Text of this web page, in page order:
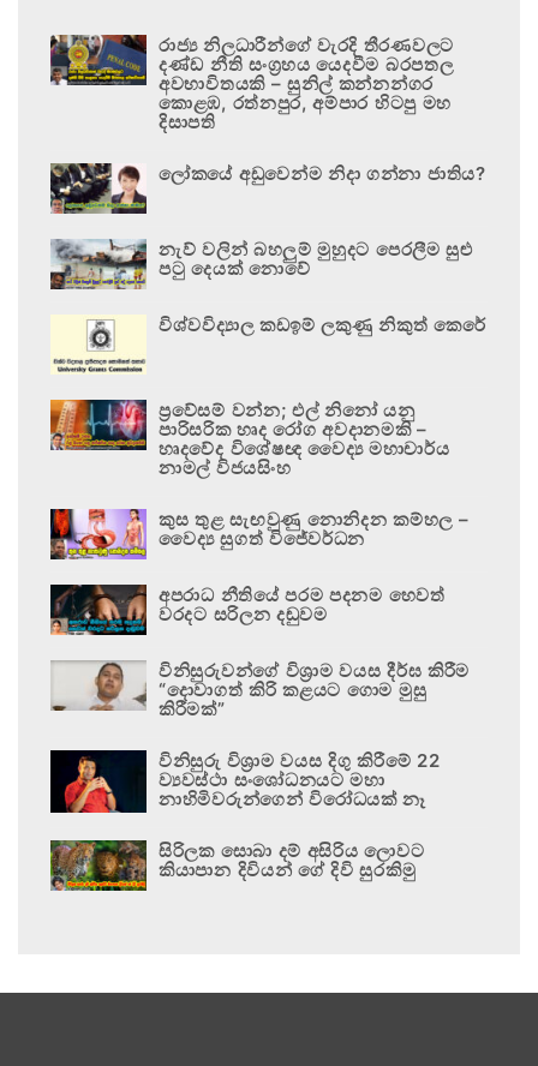
රාජ්‍ය නිලධාරීන්ගේ වැරදි තීරණවලට
දණ්ඩ නීති සංග්‍රහය යෙදවීම බරපතල
අවභාවිතයකි – සුනිල් කන්නන්ගර
කොළඹ, රත්නපුර, අම්පාර හිටපු මහ
දිසාපති
ලෝකයේ අඩුවෙන්ම නිදා ගන්නා ජාතිය?
නැව් වලින් බහලුම් මුහුදට පෙරලීම සුළු
පටු දෙයක් නොවේ
විශ්වවිද්‍යාල කඩඉම් ලකුණු නිකුත් කෙරේ
ප්‍රවේසම් වන්න; එල් නිනෝ යනු
පාරිසරික හෘද රෝග අවදානමකි –
හෘදවේද විශේෂඥ වෛද්‍ය මහාචාර්ය
නාමල් විජයසිංහ
කුස තුළ සැඟවුණු නොනිදන කම්හල –
වෛද්‍ය සුගත් විජේවර්ධන
අපරාධ නීතියේ පරම පදනම හෙවත්
වරදට සරිලන දඬුවම
විනිසුරුවන්ගේ විශ්‍රාම වයස දීර්ඝ කිරීම
“දොවාගත් කිරි කළයට ගොම මුසු
කිරීමක්”
විනිසුරු විශ්‍රාම වයස දිගු කිරීමේ 22
ව්‍යවස්ථා සංශෝධනයට මහා
නාහිමිවරුන්ගෙන් විරෝධයක් නෑ
සිරිලක සොබා දම් අසිරිය ලොවට
කියාපාන දිවියන් ගේ දිවි සුරකිමු